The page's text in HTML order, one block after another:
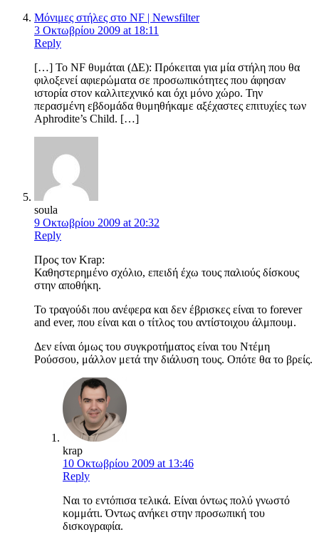
Μόνιμες στήλες στο NF | Newsfilter
3 Οκτωβρίου 2009 at 18:11
Reply
[…] Το NF θυμάται (ΔΕ): Πρόκειται για μία στήλη που θα
φιλοξενεί αφιερώματα σε προσωπικότητες που άφησαν
ιστορία στον καλλιτεχνικό και όχι μόνο χώρο. Την
περασμένη εβδομάδα θυμηθήκαμε αξέχαστες επιτυχίες των
Aphrodite’s Child. […]
soula
9 Οκτωβρίου 2009 at 20:32
Reply
Προς τον Krap:
Καθηστερημένο σχόλιο, επειδή έχω τους παλιούς δίσκους
στην αποθήκη.
Το τραγούδι που ανέφερα και δεν έβρισκες είναι το forever
and ever, που είναι και ο τίτλος του αντίστοιχου άλμπουμ.
Δεν είναι όμως του συγκροτήματος είναι του Ντέμη
Ρούσσου, μάλλον μετά την διάλυση τους. Οπότε θα το βρείς.
krap
10 Οκτωβρίου 2009 at 13:46
Reply
Ναι το εντόπισα τελικά. Είναι όντως πολύ γνωστό
κομμάτι. Όντως ανήκει στην προσωπική του
δισκογραφία.